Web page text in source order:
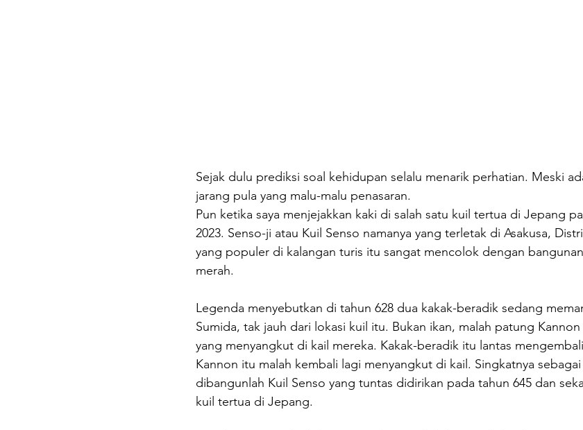
Sejak dulu prediksi soal kehidupan selalu menarik perhatian. Meski
jarang pula yang malu-malu penasaran.
Pun ketika saya menjejakkan kaki di salah satu kuil tertua di Jepang
2023. Senso-ji atau Kuil Senso namanya yang terletak di Asakusa,
yang populer di kalangan turis itu sangat mencolok dengan
merah.
Legenda menyebutkan di tahun 628 dua kakak-beradik sedang
Sumida, tak jauh dari lokasi kuil itu. Bukan ikan, malah patung
yang menyangkut di kail mereka. Kakak-beradik itu lantas
Kannon itu malah kembali lagi menyangkut di kail. Singkatnya
dibangunlah Kuil Senso yang tuntas didirikan pada tahun 645 dan
kuil tertua di Jepang.